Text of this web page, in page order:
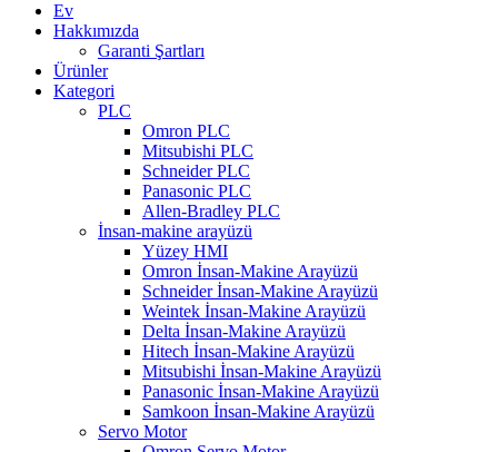
Ev
Hakkımızda
Garanti Şartları
Ürünler
Kategori
PLC
Omron PLC
Mitsubishi PLC
Schneider PLC
Panasonic PLC
Allen-Bradley PLC
İnsan-makine arayüzü
Yüzey HMI
Omron İnsan-Makine Arayüzü
Schneider İnsan-Makine Arayüzü
Weintek İnsan-Makine Arayüzü
Delta İnsan-Makine Arayüzü
Hitech İnsan-Makine Arayüzü
Mitsubishi İnsan-Makine Arayüzü
Panasonic İnsan-Makine Arayüzü
Samkoon İnsan-Makine Arayüzü
Servo Motor